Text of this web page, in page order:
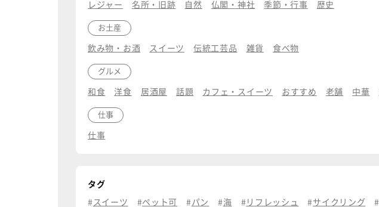
レジャー 名所・旧跡 自然 仏閣・神社 季節・行事 歴史
お土産
飲み物・お酒 スイーツ 伝統工芸品 雑貨 食べ物
グルメ
和食 洋食 居酒屋 話題 カフェ・スイーツ おすすめ 老舗 中華
仕事
仕事
タグ
スイーツ ペット可 パン 海 リフレッシュ サイクリング